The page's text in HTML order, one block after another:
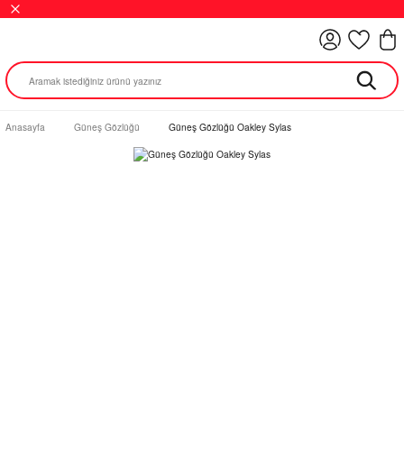
Anasayfa Güneş Gözlüğü Güneş Gözlüğü Oakley Sylas